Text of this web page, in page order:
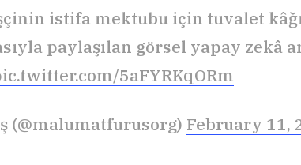
istifa mektubu için tuvalet
paylaşılan görsel yapay zekâ
5aFYRKqORm
(@malumatfurusorg) February 11,